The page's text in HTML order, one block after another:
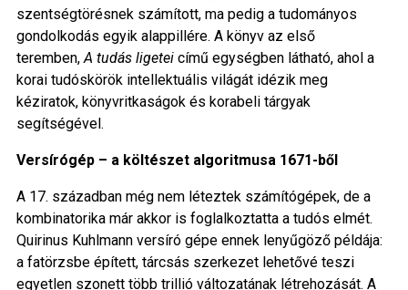
szentségtörésnek számított, ma pedig a tudományos
gondolkodás egyik alappillére. A könyv az első
teremben, A tudás ligeteicímű egységben látható, ahol a
korai tudóskörök intellektuális világát idézik meg
kéziratok, könyvritkaságok és korabeli tárgyak
segítségével.
Versírógép – a költészet algoritmusa 1671-ből
A 17. században még nem léteztek számítógépek, de a
kombinatorika már akkor is foglalkoztatta a tudós elmét.
Quirinus Kuhlmann versíró gépe ennek lenyűgöző példája:
a fatörzsbe épített, tárcsás szerkezet lehetővé teszi
egyetlen szonett több trillió változatának létrehozását. A